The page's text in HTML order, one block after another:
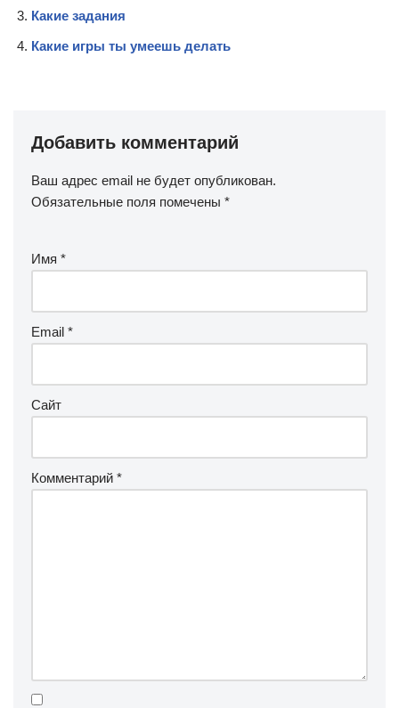
Какие задания
Какие игры ты умеешь делать
Добавить комментарий
Ваш адрес email не будет опубликован.
Обязательные поля помечены *
Имя *
Email *
Сайт
Комментарий *